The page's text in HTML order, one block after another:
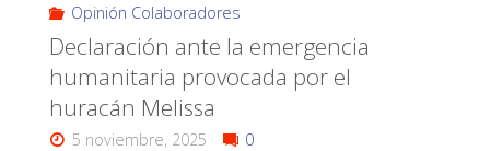
Opinión Colaboradores
Declaración ante la emergencia
humanitaria provocada por el
huracán Melissa
5 noviembre, 2025 0